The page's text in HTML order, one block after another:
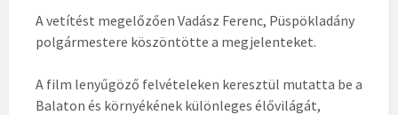
A vetítést megelőzően Vadász Ferenc, Püspökladány
polgármestere köszöntötte a megjelenteket.
A film lenyűgöző felvételeken keresztül mutatta be a
Balaton és környékének különleges élővilágát,